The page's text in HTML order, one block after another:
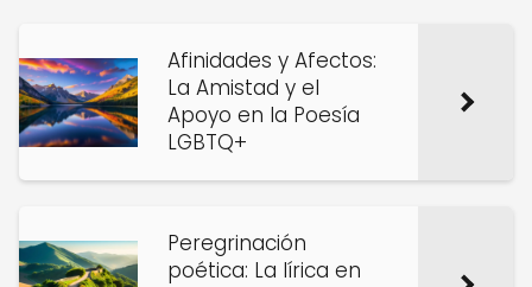
Afinidades y Afectos:
La Amistad y el
Apoyo en la Poesía
LGBTQ+
Peregrinación
poética: La lírica en